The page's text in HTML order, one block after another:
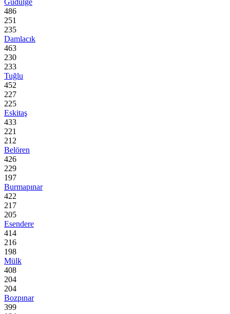
Güdülge
486
251
235
Damlacık
463
230
233
Tuğlu
452
227
225
Eskitaş
433
221
212
Belören
426
229
197
Burmapınar
422
217
205
Esendere
414
216
198
Mülk
408
204
204
Bozpınar
399